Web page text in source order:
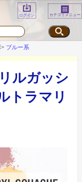
ログイン カテゴリメニュー
ブルー系
ルガッシ
トラマリ